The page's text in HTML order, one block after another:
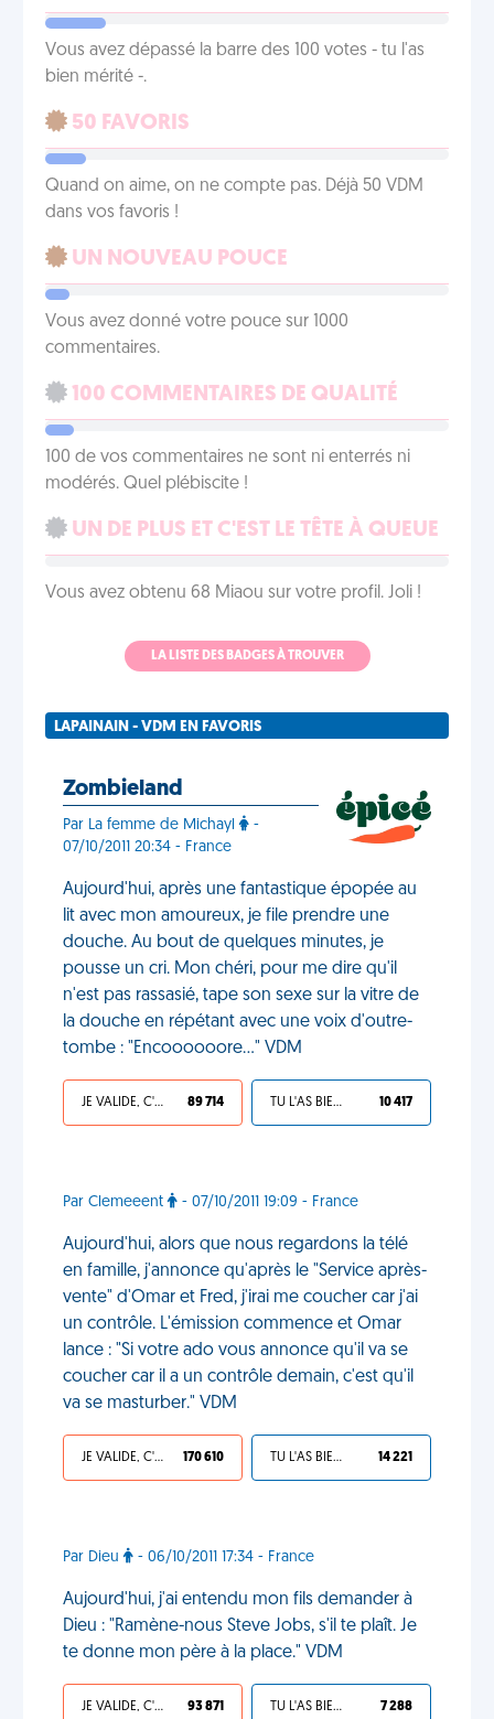
Vous avez dépassé la barre des 100 votes - tu l'as
bien mérité -.
50 FAVORIS
Quand on aime, on ne compte pas. Déjà 50 VDM
dans vos favoris !
UN NOUVEAU POUCE
Vous avez donné votre pouce sur 1000
commentaires.
100 COMMENTAIRES DE QUALITÉ
100 de vos commentaires ne sont ni enterrés ni
modérés. Quel plébiscite !
UN DE PLUS ET C'EST LE TÊTE À QUEUE
Vous avez obtenu 68 Miaou sur votre profil. Joli !
LA LISTE DES BADGES À TROUVER
LAPAINAIN - VDM EN FAVORIS
Zombieland
Par La femme de Michayl
-
07/10/2011 20:34 - France
Aujourd'hui, après une fantastique épopée au
lit avec mon amoureux, je file prendre une
douche. Au bout de quelques minutes, je
pousse un cri. Mon chéri, pour me dire qu'il
n'est pas rassasié, tape son sexe sur la vitre de
la douche en répétant avec une voix d'outre-
tombe : "Encoooooore…" VDM
JE VALIDE, C'EST UNE VDM 89 714 TU L'AS BIEN MÉRITÉ 10 417
Par Clemeeent - 07/10/2011 19:09 - France
Aujourd'hui, alors que nous regardons la télé
en famille, j'annonce qu'après le "Service après-
vente" d'Omar et Fred, j'irai me coucher car j'ai
un contrôle. L'émission commence et Omar
lance : "Si votre ado vous annonce qu'il va se
coucher car il a un contrôle demain, c'est qu'il
va se masturber." VDM
JE VALIDE, C'EST UNE VDM 170 610 TU L'AS BIEN MÉRITÉ 14 221
Par Dieu - 06/10/2011 17:34 - France
Aujourd'hui, j'ai entendu mon fils demander à
Dieu : "Ramène-nous Steve Jobs, s'il te plaît. Je
te donne mon père à la place." VDM
JE VALIDE, C'EST UNE VDM 93 871 TU L'AS BIEN MÉRITÉ 7 288